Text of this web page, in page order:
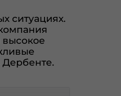
ситуациях.
высокое
Дербенте.